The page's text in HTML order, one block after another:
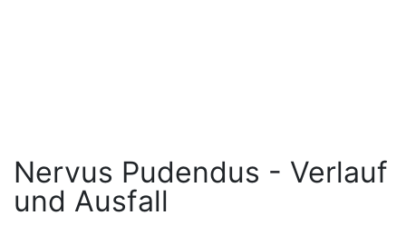
Nervus Pudendus - Verlauf
und Ausfall